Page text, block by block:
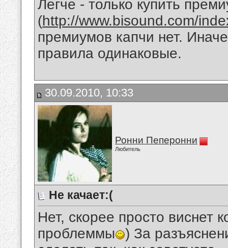
Легче - только купить
(http://www.bisound.com/
премиумов капчи нет.
правила одинаковые.
30.09.2010, 10:33
Ронни Пеперонни
Любитель
Не качает:(
Нет, скорее просто виснет
проблеммы
) За